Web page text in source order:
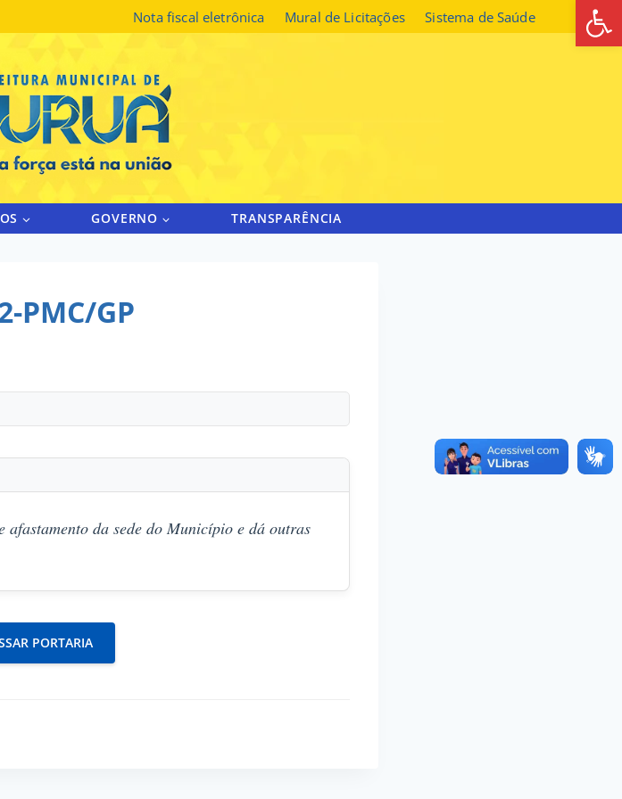
Nota fiscal eletrônica Mural de Licitações Sistema de Saúde
GOVERNO TRANSPARÊNCIA
PMC/GP
da sede do Município e dá outras
PORTARIA